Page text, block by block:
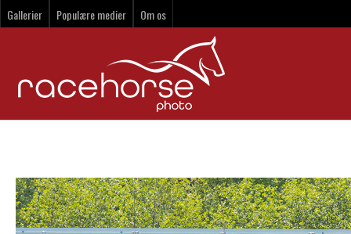
Gallerier Populære medier Om os